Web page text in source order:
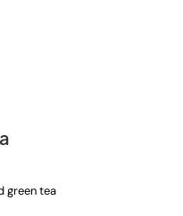
green tea